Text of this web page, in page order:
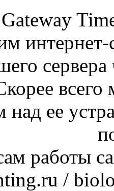
Gateway
интернет-
над ее
работы
/